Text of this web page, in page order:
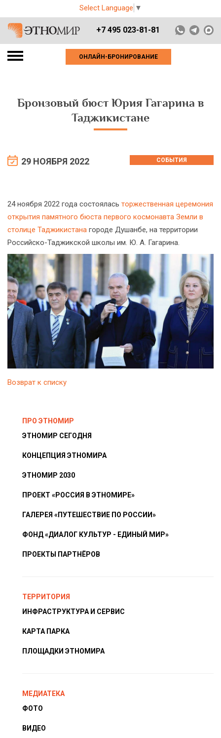
Select Language ▼
+7 495 023-81-81
ОНЛАЙН-БРОНИРОВАНИЕ
Бронзовый бюст Юрия Гагарина в
Таджикистане
29 НОЯБРЯ 2022 СОБЫТИЯ
24 ноября 2022 года состоялась торжественная церемония
открытия памятного бюста первого космонавта Земли в
столице Таджикистана городе Душанбе, на территории
Российско-Таджикской школы им. Ю. А. Гагарина.
Возврат к списку
ПРО ЭТНОМИР
ЭТНОМИР СЕГОДНЯ
КОНЦЕПЦИЯ ЭТНОМИРА
ЭТНОМИР 2030
ПРОЕКТ «РОССИЯ В ЭТНОМИРЕ»
ГАЛЕРЕЯ «ПУТЕШЕСТВИЕ ПО РОССИИ»
ФОНД «ДИАЛОГ КУЛЬТУР - ЕДИНЫЙ МИР»
ПРОЕКТЫ ПАРТНЁРОВ
ТЕРРИТОРИЯ
ИНФРАСТРУКТУРА И СЕРВИС
КАРТА ПАРКА
ПЛОЩАДКИ ЭТНОМИРА
МЕДИАТЕКА
ФОТО
ВИДЕО